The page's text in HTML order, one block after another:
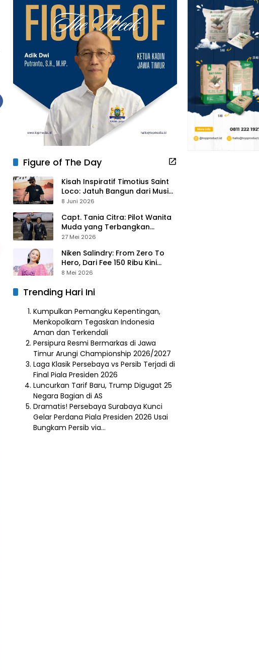
Figure of The Day
Kisah Inspiratif Timotius Saint
Loco: Jatuh Bangun dari Musik,
Pelayanan Pastor, hingga
8 Juni 2026
Capt. Tania Citra: Pilot Wanita
Muda yang Terbangkan
Pesawat Presiden Prabowo ke
27 Mei 2026
Niken Salindry: From Zero To
Hero, Dari Fee 150 Ribu Kini
Punya Aset Miliaran
8 Mei 2026
Trending Hari Ini
Kumpulkan Pemangku Kepentingan,
Menkopolkam Tegaskan Indonesia
Aman dan Terkendali
Persipura Resmi Bermarkas di Jawa
Timur Arungi Championship 2026/2027
Laga Klasik Persebaya vs Persib Terjadi di
Final Piala Presiden 2026
Luncurkan Tarif Baru, Trump Digugat 25
Negara Bagian di AS
Dramatis! Persebaya Surabaya Kunci
Gelar Perdana Piala Presiden 2026 Usai
Bungkam Persib via…